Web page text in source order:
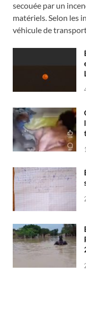
secouée par un
matériels. Selon les
véhicule de